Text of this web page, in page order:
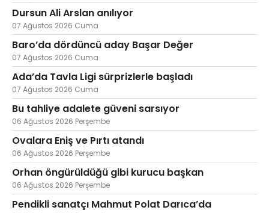
Dursun Ali Arslan anılıyor
07 Ağustos 2026 Cuma
Baro’da dördüncü aday Başar Değer
07 Ağustos 2026 Cuma
Ada’da Tavla Ligi sürprizlerle başladı
07 Ağustos 2026 Cuma
Bu tahliye adalete güveni sarsıyor
06 Ağustos 2026 Perşembe
Ovalara Eniş ve Pırtı atandı
06 Ağustos 2026 Perşembe
Orhan öngürüldüğü gibi kurucu başkan
06 Ağustos 2026 Perşembe
Pendikli sanatçı Mahmut Polat Darıca’da
Caddesi, Beşiroğlu Altın Han Kat: 1
(BİLKAR)Gebze - KOCAELİ
aktanuslu@gmail.com